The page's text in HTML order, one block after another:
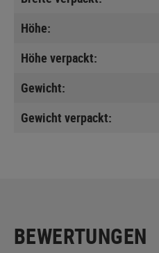
Höhe:
Höhe verpackt:
Gewicht:
Gewicht verpackt:
BEWERTUNGEN